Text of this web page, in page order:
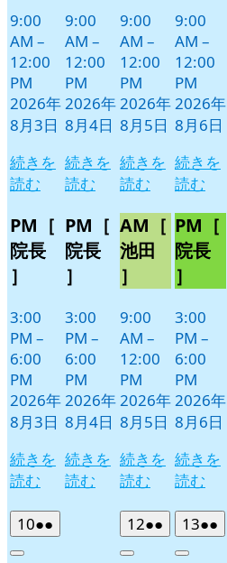
9:00
AM –
12:00
PM
2026年
8月3日
続きを
読む
PM［
院長
］
3:00
PM –
6:00
PM
2026年
8月3日
続きを
読む
9:00
AM –
12:00
PM
2026年
8月4日
続きを
読む
PM［
院長
］
3:00
PM –
6:00
PM
2026年
8月4日
続きを
読む
9:00
AM –
12:00
PM
2026年
8月5日
続きを
読む
AM［
池田
］
9:00
AM –
12:00
PM
2026年
8月5日
続きを
読む
9:00
AM –
12:00
PM
2026年
8月6日
続きを
読む
PM［
院長
］
3:00
PM –
6:00
PM
2026年
8月6日
続きを
読む
102026
年
●●
件
122026
年
●●
件
132026
年
●●
件